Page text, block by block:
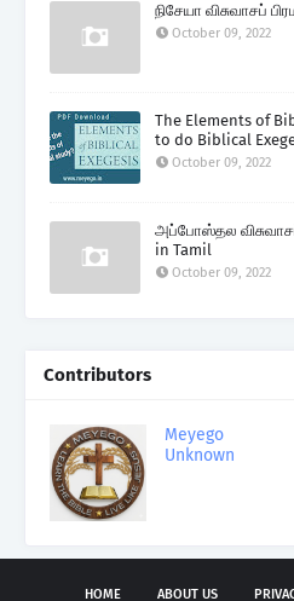
நிசேயா விசுவாசப்
October 09, 2022
The Elements of
to do Biblical
October 09, 2022
அப்போஸ்தல
in Tamil
October 09, 2022
Contributors
Meyego
Unknown
HOME ABOUT US